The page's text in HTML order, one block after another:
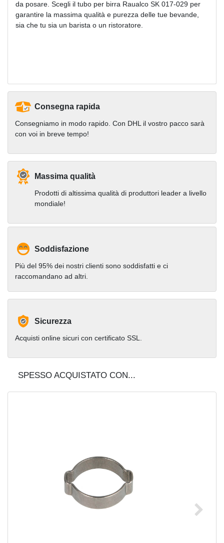
da posare. Scegli il tubo per birra Raualco SK 017-029 per
garantire la massima qualità e purezza delle tue bevande,
sia che tu sia un barista o un ristoratore.
Consegna rapida
Consegniamo in modo rapido. Con DHL il vostro pacco sarà
con voi in breve tempo!
Massima qualità
Prodotti di altissima qualità di produttori leader a livello
mondiale!
Soddisfazione
Più del 95% dei nostri clienti sono soddisfatti e ci
raccomandano ad altri.
Sicurezza
Acquisti online sicuri con certificato SSL.
SPESSO ACQUISTATO CON...